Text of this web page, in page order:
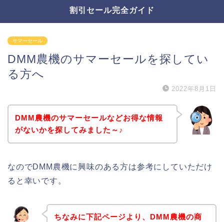
割引セール完全ガイド
サマーセール
DMM農機のサマーセールを探してい
る方へ
2022年8月1日
DMM農機のサマーセールなどお得な情報
がないかを探してみました～♪
なのでDMM農機に興味のある方は参考にしていただけ
ると幸いです。
ちなみに下記ページより、DMM農機の商